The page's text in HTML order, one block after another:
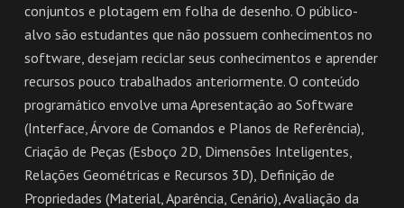
conjuntos e plotagem em folha de desenho. O público-
alvo são estudantes que não possuem conhecimentos no
software, desejam reciclar seus conhecimentos e aprender
recursos pouco trabalhados anteriormente. O conteúdo
programático envolve uma Apresentação ao Software
(Interface, Árvore de Comandos e Planos de Referência),
Criação de Peças (Esboço 2D, Dimensões Inteligentes,
Relações Geométricas e Recursos 3D), Definição de
Propriedades (Material, Aparência, Cenário), Avaliação da